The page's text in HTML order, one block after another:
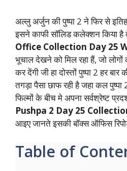
अल्लु अर्जुन की पुष्पा 2 ने फिर से
इसने काफी सॉलिड कलेक्शन किया है
Office Collection Day 25
भूचाल देखने को मिल रहा हैं, जो
कर देंगी जी हा दोस्तों पुष्पा 2 हर
तगड़ा पैसा छाफ रही है जहा कल
फिल्मों के बीच मे अपना सर्वश्रेष्ट
Pushpa 2 Day 25
आइए जानते इसकी बॉक्स ऑफिस
Table of